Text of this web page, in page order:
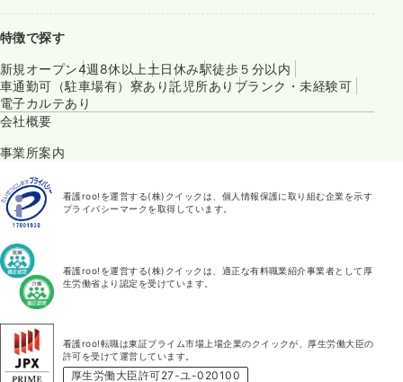
特徴で探す
新規オープン4週8休以上 土日休み駅徒歩５分以内
車通勤可（駐車場有） 寮あり託児所あり ブランク・未経験可
電子カルテあり
会社概要
事業所案内
看護roo!を運営する(株)クイックは、個人情報保護に取り組む企業を示す
プライバシーマークを取得しています。
看護roo!を運営する(株)クイックは、適正な有料職業紹介事業者として厚
生労働省より認定を受けています。
看護roo!転職は東証プライム市場上場企業のクイックが、厚生労働大臣の
許可を受けて運営しています。
厚生労働大臣許可27-ユ-020100